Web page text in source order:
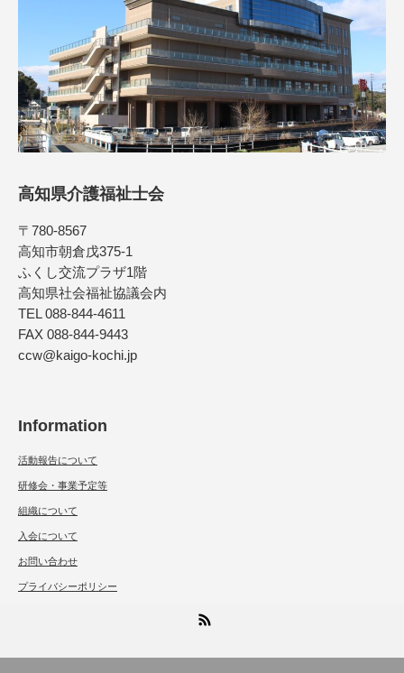
高知県介護福祉士会
〒780-8567
高知市朝倉戊375-1
ふくし交流プラザ1階
高知県社会福祉協議会内
TEL 088-844-4611
FAX 088-844-9443
ccw@kaigo-kochi.jp
Information
活動報告について
研修会・事業予定等
組織について
入会について
お問い合わせ
プライバシーポリシー